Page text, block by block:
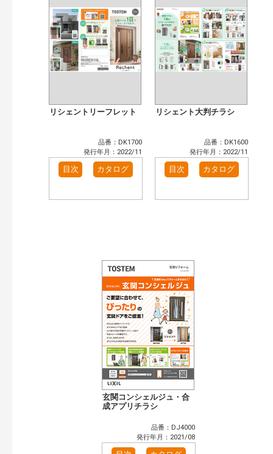
リシェントリーフレット
品番：DK1700
発行年月：2022/11
目次 カタログ
リシェント大判チラシ
品番：DK1600
発行年月：2022/11
目次 カタログ
玄関コンシェルジュ・合
成アプリチラシ
品番：DJ4000
発行年月：2021/08